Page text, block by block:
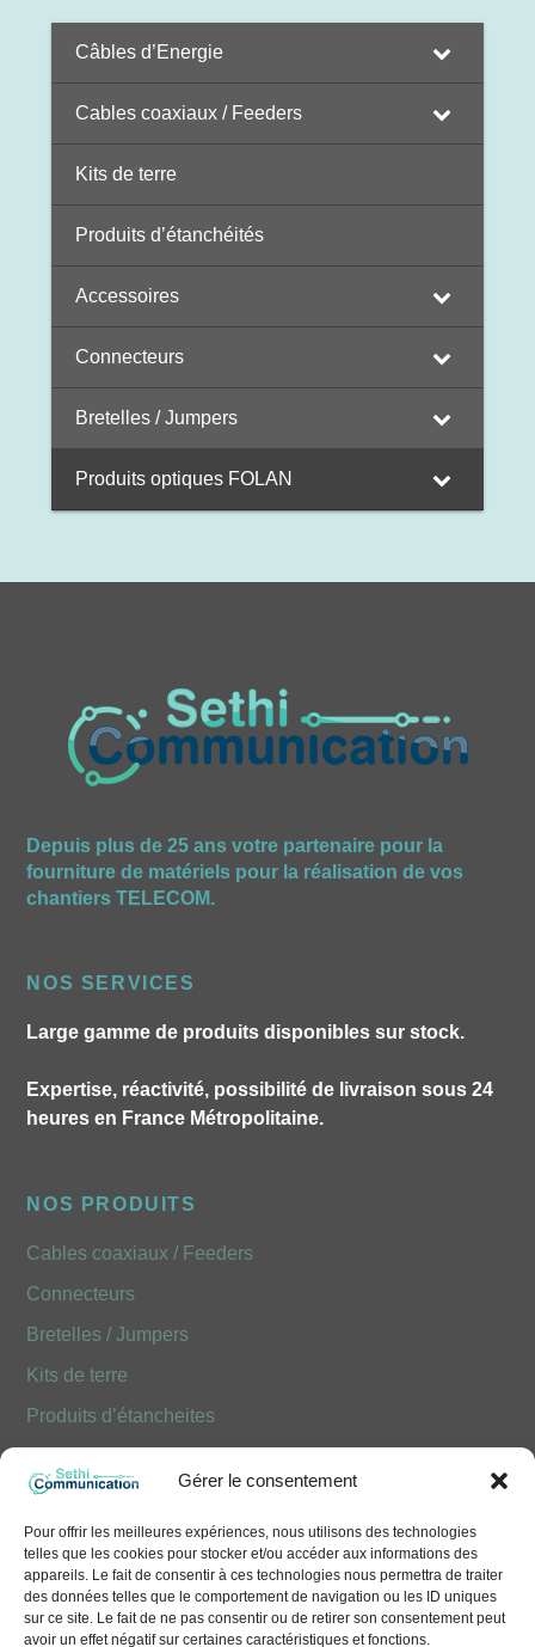
Gérer le consentement
Pour offrir les meilleures expériences, nous utilisons des technologies
telles que les cookies pour stocker et/ou accéder aux informations des
appareils. Le fait de consentir à ces technologies nous permettra de traiter
des données telles que le comportement de navigation ou les ID uniques
sur ce site. Le fait de ne pas consentir ou de retirer son consentement peut
avoir un effet négatif sur certaines caractéristiques et fonctions.
Câbles d’Energie
Cables coaxiaux / Feeders
Kits de terre
Produits d’étanchéités
Accessoires
Connecteurs
Bretelles / Jumpers
Produits optiques FOLAN
Depuis plus de 25 ans votre partenaire pour la
fourniture de matériels pour la réalisation de vos
chantiers TELECOM.
NOS SERVICES
Large gamme de produits disponibles sur stock.
Expertise, réactivité, possibilité de livraison sous 24
heures en France Métropolitaine.
NOS PRODUITS
Cables coaxiaux / Feeders
Connecteurs
Bretelles / Jumpers
Kits de terre
Produits d’étancheites
10 Avenue Émile Aillaud - 91350 Grigny
+33 (0)1 41 83 68 50
contact@sethi-communication.com